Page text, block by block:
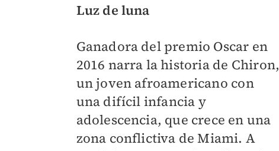
Luz de luna
Ganadora del premio Oscar en
2016 narra la historia de Chiron,
un joven afroamericano con
una difícil infancia y
adolescencia, que crece en una
zona conflictiva de Miami. A